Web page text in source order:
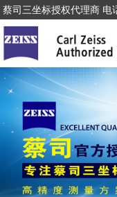
蔡司三坐标授权代理商 电